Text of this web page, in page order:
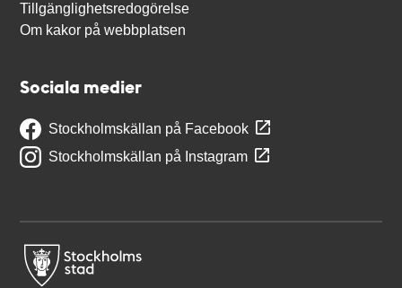
Tillgänglighetsredogörelse
Om kakor på webbplatsen
Sociala medier
Stockholmskällan på Facebook
Stockholmskällan på Instagram